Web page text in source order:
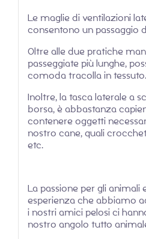
Le maglie di ventilazioni
consentono un passaggio
Oltre alle due pratiche
passeggiate più lunghe,
comoda tracolla in tessuto.
Inoltre, la tasca laterale a
borsa, è abbastanza
contenere oggetti
nostro cane, quali
etc.
La passione per gli animali
esperienza che abbiamo
i nostri amici pelosi ci
nostro angolo tutto